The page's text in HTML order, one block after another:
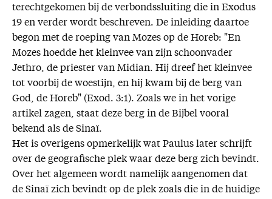
terechtgekomen bij de verbondssluiting die in Exodus
19 en verder wordt beschreven. De inleiding daartoe
begon met de roeping van Mozes op de Horeb: "En
Mozes hoedde het kleinvee van zijn schoonvader
Jethro, de priester van Midian. Hij dreef het kleinvee
tot voorbij de woestijn, en hij kwam bij de berg van
God, de Horeb" (Exod. 3:1). Zoals we in het vorige
artikel zagen, staat deze berg in de Bijbel vooral
bekend als de Sinaï.
Het is overigens opmerkelijk wat Paulus later schrijft
over de geografische plek waar deze berg zich bevindt.
Over het algemeen wordt namelijk aangenomen dat
de Sinaï zich bevindt op de plek zoals die in de huidige